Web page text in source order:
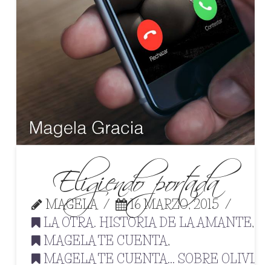
Eligiendo portada
MAGELA
16 MARZO, 2015
LA OTRA. HISTORIA DE LA AMANTE,
MAGELA TE CUENTA,
MAGELA TE CUENTA... SOBRE OLIVIA